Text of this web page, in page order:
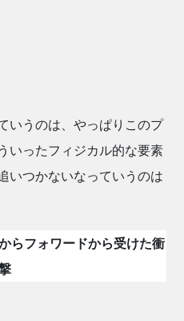
いうのは、やっぱりこのプ
いったフィジカル的な要素
いつかないなっていうのは
らフォワードから受けた衝